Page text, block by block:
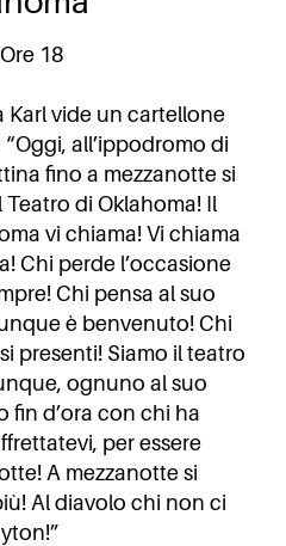
18
Karl vide un cartellone
all’ippodromo di
fino a mezzanotte si
di Oklahoma! Il
vi chiama! Vi chiama
Chi perde l’occasione
Chi pensa al suo
è benvenuto! Chi
presenti! Siamo il teatro
ognuno al suo
fin d’ora con chi ha
per essere
A mezzanotte si
Al diavolo chi non ci